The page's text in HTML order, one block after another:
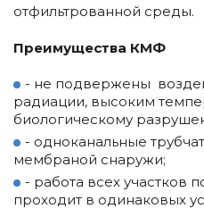
отфильтрованной среды.
Преимущества КМФ
- не подвержены
радиации, высоким
биологическому
- одноканальные
мембраной снаружи;
- работа всех участков
проходит в одинаковых